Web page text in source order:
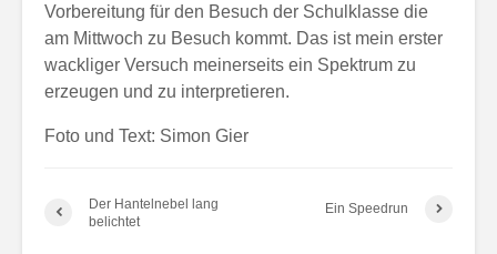
Vorbereitung für den Besuch der Schulklasse die
am Mittwoch zu Besuch kommt. Das ist mein erster
wackliger Versuch meinerseits ein Spektrum zu
erzeugen und zu interpretieren.
Foto und Text: Simon Gier
Der Hantelnebel lang
belichtet
Ein Speedrun